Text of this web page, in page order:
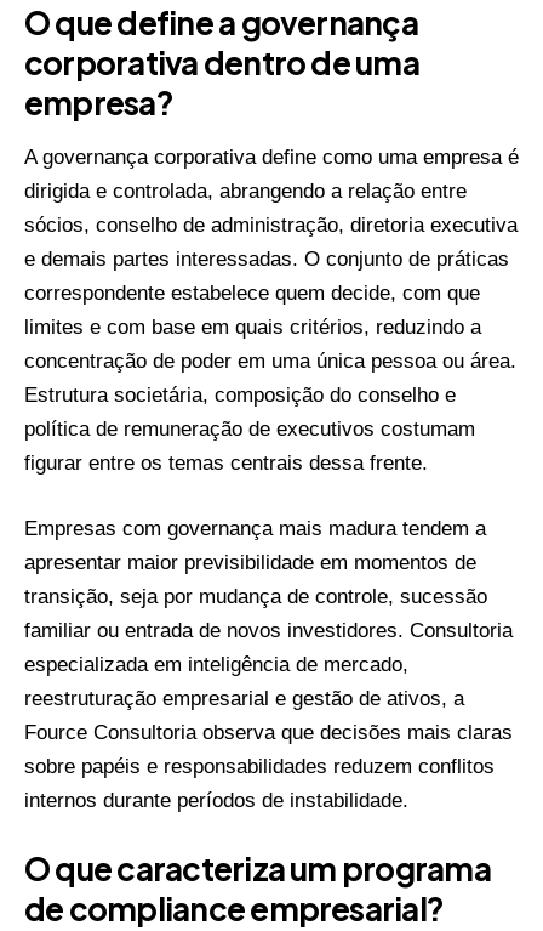
O que define a governança
corporativa dentro de uma
empresa?
A governança corporativa define como uma empresa é
dirigida e controlada, abrangendo a relação entre
sócios, conselho de administração, diretoria executiva
e demais partes interessadas. O conjunto de práticas
correspondente estabelece quem decide, com que
limites e com base em quais critérios, reduzindo a
concentração de poder em uma única pessoa ou área.
Estrutura societária, composição do conselho e
política de remuneração de executivos costumam
figurar entre os temas centrais dessa frente.
Empresas com governança mais madura tendem a
apresentar maior previsibilidade em momentos de
transição, seja por mudança de controle, sucessão
familiar ou entrada de novos investidores. Consultoria
especializada em inteligência de mercado,
reestruturação empresarial e gestão de ativos, a
Fource Consultoria observa que decisões mais claras
sobre papéis e responsabilidades reduzem conflitos
internos durante períodos de instabilidade.
O que caracteriza um programa
de compliance empresarial?